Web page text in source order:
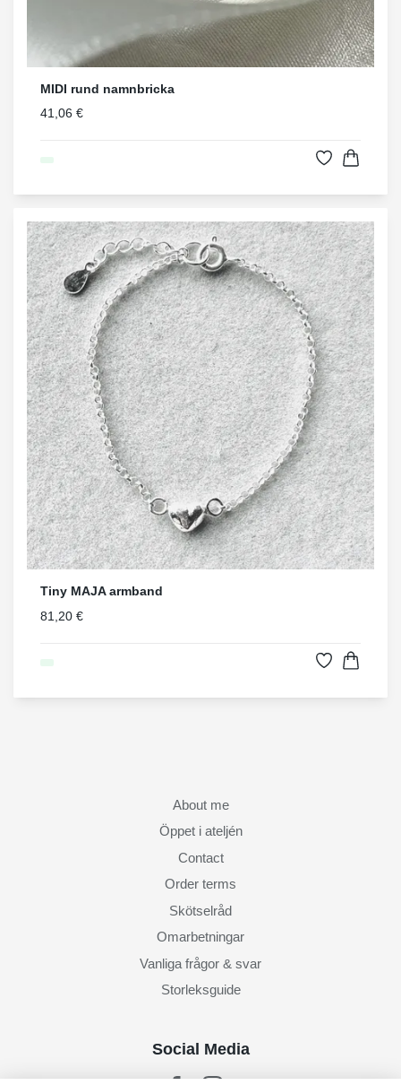
MIDI rund namnbricka
41,06 €
Tiny MAJA armband
81,20 €
About me
Öppet i ateljén
Contact
Order terms
Skötselråd
Omarbetningar
Vanliga frågor & svar
Storleksguide
Social Media